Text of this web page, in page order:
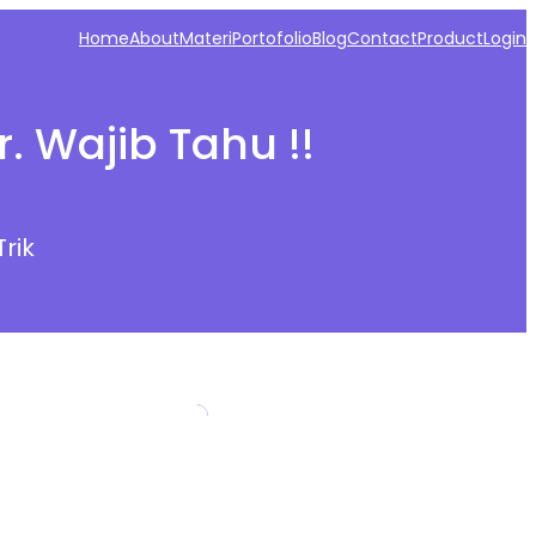
HomeAboutMateriPortofolioBlogContactProductLogin
Wajib Tahu !!